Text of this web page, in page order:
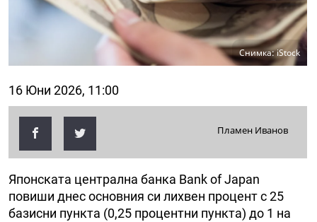
Снимка: iStock
16 Юни 2026, 11:00
Пламен Иванов
Японската централна банка Bank of Japan
повиши днес основния си лихвен процент с 25
базисни пункта (0,25 процентни пункта) до 1 на